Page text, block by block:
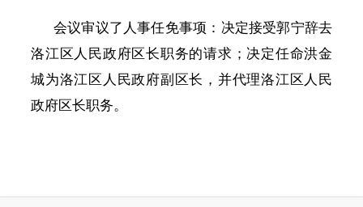
会议审议了人事任免事项：决定接受郭宁辞去
洛江区人民政府区长职务的请求；决定任命洪金
城为洛江区人民政府副区长，并代理洛江区人民
政府区长职务。